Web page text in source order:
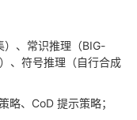
、常识推理（BIG-
、符号推理（自行合成
略、CoD 提示策略；